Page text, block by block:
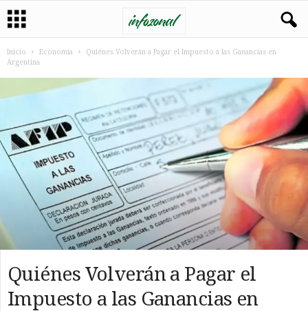
Inicio Economia
Quiénes Volverán a Pagar el Impuesto a las Ganancias en
Argentina
Quiénes Volverán a Pagar el
Impuesto a las Ganancias en